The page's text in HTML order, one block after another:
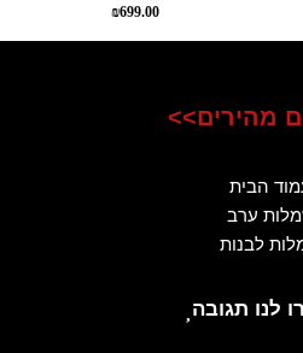
₪699.00
מהירים>>
הבית
ערב
לבנות
לנו תגובה